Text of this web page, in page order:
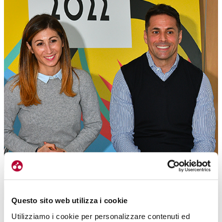
Questo sito web utilizza i cookie
Utilizziamo i cookie per personalizzare contenuti ed
Tra i responsabili del progetti IBF, Lucrezia Sacchi e Francesco Ferrario